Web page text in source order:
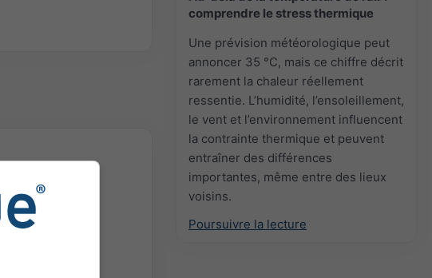
comprendre le stress thermique
Une prévision météorologique peut
annoncer 35 °C, mais ce chiffre décrit
rarement la chaleur réellement
ressentie. L’humidité, l’ensoleillement,
le vent et l’environnement influencent
la contrainte thermique et peuvent
entraîner des différences
importantes, même entre des lieux
voisins.
Poursuivre la lecture